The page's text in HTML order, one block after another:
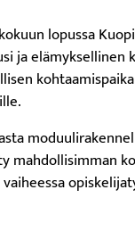
lopussa
ja elämyksellinen
mahdollisimman